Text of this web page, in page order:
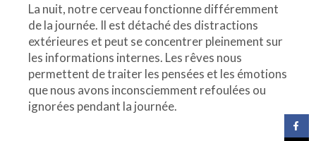
La nuit, notre cerveau fonctionne différemment
de la journée. Il est détaché des distractions
extérieures et peut se concentrer pleinement sur
les informations internes. Les rêves nous
permettent de traiter les pensées et les émotions
que nous avons inconsciemment refoulées ou
ignorées pendant la journée.